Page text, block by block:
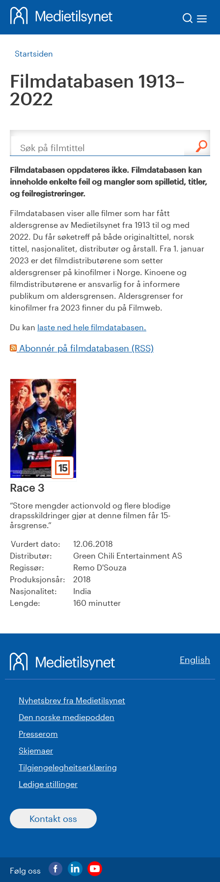
Startsiden
Filmdatabasen 1913–
2022
Søk
Filmdatabasen oppdateres ikke. Filmdatabasen kan
inneholde enkelte feil og mangler som spilletid, titler,
og feilregistreringer.
Filmdatabasen viser alle filmer som har fått
aldersgrense av Medietilsynet fra 1913 til og med
2022. Du får søketreff på både originaltittel, norsk
tittel, nasjonalitet, distributør og årstall. Fra 1. januar
2023 er det filmdistributørene som setter
aldersgrenser på kinofilmer i Norge. Kinoene og
filmdistributørene er ansvarlig for å informere
publikum om aldersgrensen. Aldersgrenser for
kinofilmer fra 2023 finner du på Filmweb.
Du kan laste ned hele filmdatabasen.
Abonnér på filmdatabasen (RSS)
15
Race 3
Store mengder actionvold og flere blodige
drapsskildringer gjør at denne filmen får 15-
årsgrense.
Vurdert dato:
12.06.2018
Distributør:
Green Chili Entertainment AS
Regissør:
Remo D'Souza
Produksjonsår:
2018
Nasjonalitet:
India
Lengde:
160 minutter
English
Nyhetsbrev fra Medietilsynet
Den norske mediepodden
Presserom
Skjemaer
Tilgjengelegheitserklæring
Ledige stillinger
Kontakt oss
Følg oss